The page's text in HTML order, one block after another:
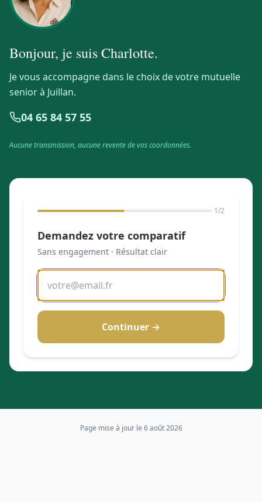
Bonjour, je suisCharlotte.
Je vous accompagne dans le choix de votre mutuelle
senior à Juillan.
04 65 84 57 55
Aucune transmission, aucune revente de vos coordonnées.
1/2
Demandez votre comparatif
Sans engagement · Résultat clair
Continuer →
Page mise à jour le 6 août 2026